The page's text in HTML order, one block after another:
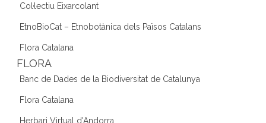
Col·lectiu Eixarcolant
EtnoBioCat – Etnobotànica dels Països Catalans
Flora Catalana
FLORA
Banc de Dades de la Biodiversitat de Catalunya
Flora Catalana
Herbari Virtual d'Andorra